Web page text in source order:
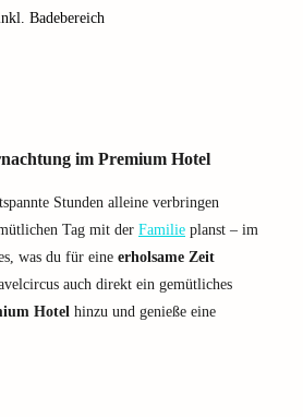
Badebereich
im Premium Hotel
Stunden alleine verbringen
Tag mit der Familie planst – im
was du für eine erholsame Zeit
auch direkt ein gemütliches
Hotel hinzu und genieße eine